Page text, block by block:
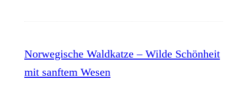
Norwegische Waldkatze – Wilde Schönheit
mit sanftem Wesen